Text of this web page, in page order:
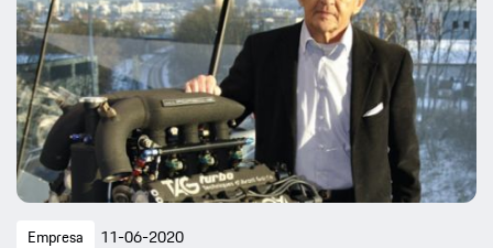
Empresa 11-06-2020